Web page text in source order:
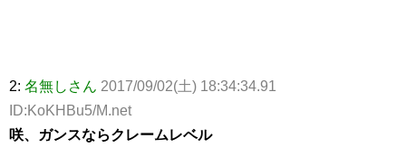
2: 名無しさん 2017/09/02(土) 18:34:34.91
ID:KoKHBu5/M.net
咲、ガンスならクレームレベル